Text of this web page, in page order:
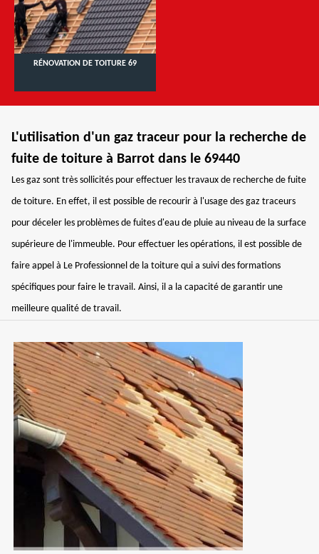
RÉNOVATION DE TOITURE 69
L'utilisation d'un gaz traceur pour la recherche de
fuite de toiture à Barrot dans le 69440
Les gaz sont très sollicités pour effectuer les travaux de recherche de fuite
de toiture. En effet, il est possible de recourir à l'usage des gaz traceurs
pour déceler les problèmes de fuites d'eau de pluie au niveau de la surface
supérieure de l'immeuble. Pour effectuer les opérations, il est possible de
faire appel à Le Professionnel de la toiture qui a suivi des formations
spécifiques pour faire le travail. Ainsi, il a la capacité de garantir une
meilleure qualité de travail.